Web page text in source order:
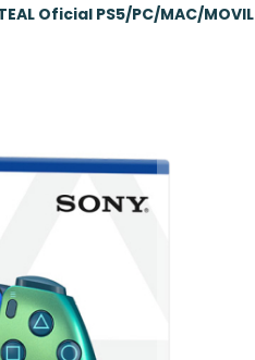
Oficial PS5/PC/MAC/MOVIL